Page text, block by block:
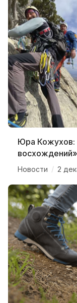
Юра Кожухов:
восхождений»
Новости / 2